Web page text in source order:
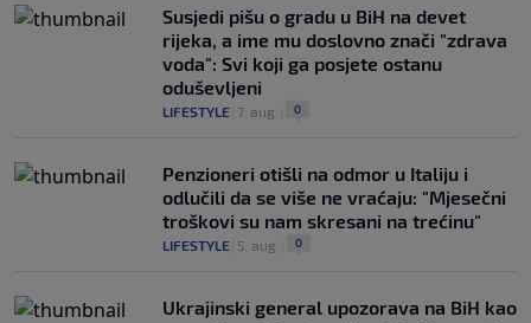
Susjedi pišu o gradu u BiH na devet
rijeka, a ime mu doslovno znači "zdrava
voda": Svi koji ga posjete ostanu
oduševljeni
LIFESTYLE 7. aug. 0
Penzioneri otišli na odmor u Italiju i
odlučili da se više ne vraćaju: "Mjesečni
troškovi su nam skresani na trećinu"
LIFESTYLE 5. aug. 0
Ukrajinski general upozorava na BiH kao